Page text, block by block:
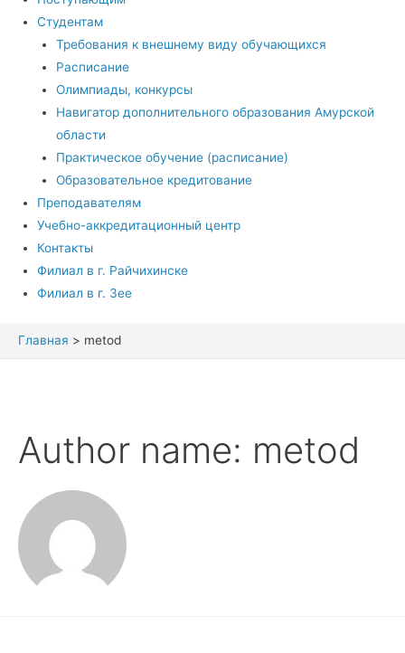
Студентам
Требования к внешнему виду обучающихся
Расписание
Олимпиады, конкурсы
Навигатор дополнительного образования Амурской
области
Практическое обучение (расписание)
Образовательное кредитование
Преподавателям
Учебно-аккредитационный центр
Контакты
Филиал в г. Райчихинске
Филиал в г. Зее
Главная metod
Author name: metod